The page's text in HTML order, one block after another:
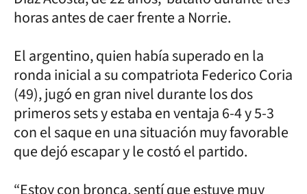
horas antes de caer frente a Norrie.
El argentino, quien había superado en la
ronda inicial a su compatriota Federico Coria
(49), jugó en gran nivel durante los dos
primeros sets y estaba en ventaja 6-4 y 5-3
con el saque en una situación muy favorable
que dejó escapar y le costó el partido.